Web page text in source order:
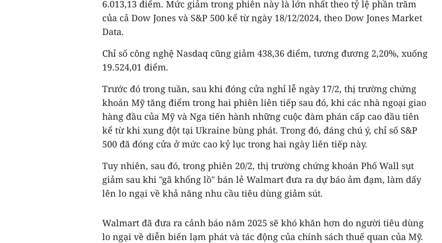
6.013,13 điểm. Mức giảm trong phiên này là lớn nhất theo tỷ lệ phần trăm
của cả Dow Jones và S&P 500 kể từ ngày 18/12/2024, theo Dow Jones Market
Data.
Chỉ số công nghệ Nasdaq cũng giảm 438,36 điểm, tương đương 2,20%, xuống
19.524,01 điểm.
Trước đó trong tuần, sau khi đóng cửa nghỉ lễ ngày 17/2, thị trường chứng
khoán Mỹ tăng điểm trong hai phiên liên tiếp sau đó, khi các nhà ngoại giao
hàng đầu của Mỹ và Nga tiến hành những cuộc đàm phán cấp cao đầu tiên
kể từ khi xung đột tại Ukraine bùng phát. Trong đó, đáng chú ý, chỉ số S&P
500 đã đóng cửa ở mức cao kỷ lục trong hai ngày liên tiếp này.
Tuy nhiên, sau đó, trong phiên 20/2, thị trường chứng khoán Phố Wall sụt
giảm sau khi "gã khổng lồ" bán lẻ Walmart đưa ra dự báo ảm đạm, làm dấy
lên lo ngại về khả năng nhu cầu tiêu dùng giảm sút.
Walmart đã đưa ra cảnh báo năm 2025 sẽ khó khăn hơn do người tiêu dùng
lo ngại về diễn biến lạm phát và tác động của chính sách thuế quan của Mỹ.